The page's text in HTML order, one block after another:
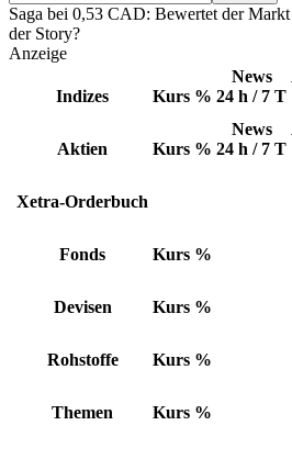
Saga bei 0,53 CAD: Bewertet der
der Story?
Anzeige
Indizes Kurs %
News
24 h / 7 T
Aktien Kurs %
News
24 h / 7 T
Xetra-Orderbuch
Fonds Kurs %
Devisen Kurs %
Rohstoffe Kurs %
Themen Kurs %